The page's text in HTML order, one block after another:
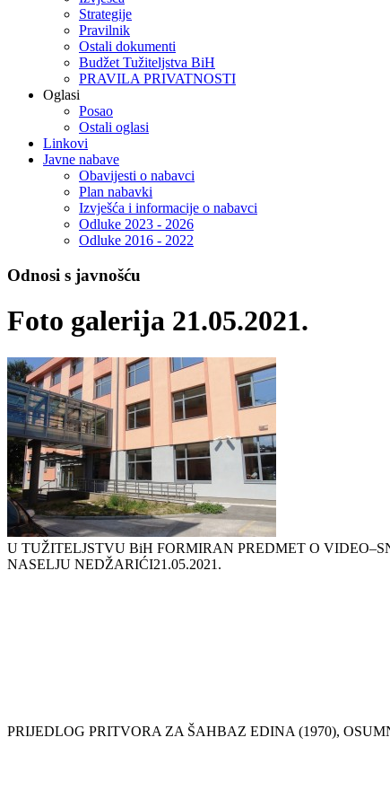
Strategije
Pravilnik
Ostali dokumenti
Budžet Tužiteljstva BiH
PRAVILA PRIVATNOSTI
Oglasi
Posao
Ostali oglasi
Linkovi
Javne nabave
Obavijesti o nabavci
Plan nabavki
Izvješća i informacije o nabavci
Odluke 2023 - 2026
Odluke 2016 - 2022
Odnosi s javnošću
Foto galerija 21.05.2021.
U TUŽITELJSTVU BiH FORMIRAN PREDMET O
NASELJU NEDŽARIĆI21.05.2021.
PRIJEDLOG PRITVORA ZA ŠAHBAZ EDINA (1970),